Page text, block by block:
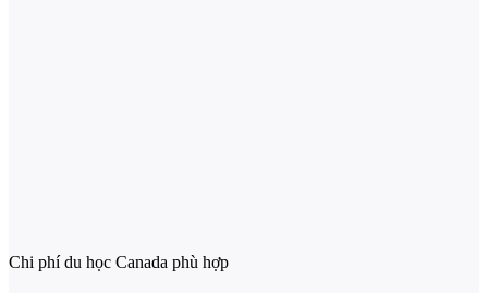
Chi phí du học Canada phù hợp